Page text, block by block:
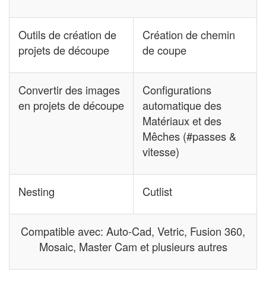
Outils de création de
projets de découpe
Création de chemin
de coupe
Convertir des images
en projets de découpe
Configurations
automatique des
Matériaux et des
Mêches (#passes &
vitesse)
Nesting Cutlist
Compatible avec: Auto-Cad, Vetric, Fusion 360,
Mosaic, Master Cam et plusieurs autres